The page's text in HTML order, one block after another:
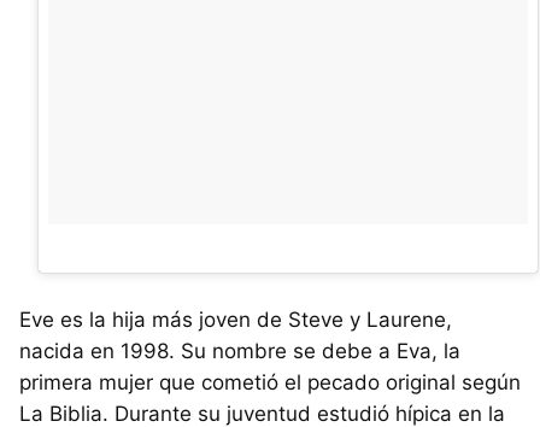
Eve es la hija más joven de Steve y Laurene,
nacida en 1998. Su nombre se debe a Eva, la
primera mujer que cometió el pecado original según
La Biblia. Durante su juventud estudió hípica en la